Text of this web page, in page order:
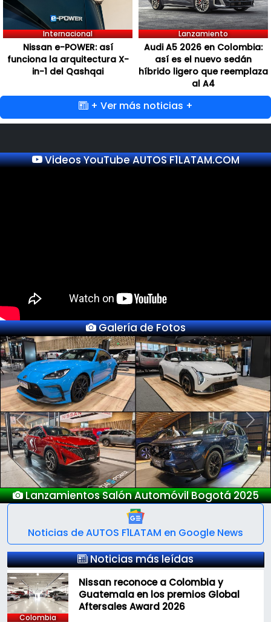
Internacional
Nissan e-POWER: así
funciona la arquitectura X-
in-1 del Qashqai
Lanzamiento
Audi A5 2026 en Colombia:
así es el nuevo sedán
híbrido ligero que reemplaza
al A4
+ Ver más noticias +
Videos YouTube AUTOS F1LATAM.COM
Galería de Fotos
Lanzamientos Salón Automóvil Bogotá 2025
Previous Next
Noticias de AUTOS F1LATAM en Google News
Noticias más leídas
Colombia
Nissan reconoce a Colombia y
Guatemala en los premios Global
Aftersales Award 2026